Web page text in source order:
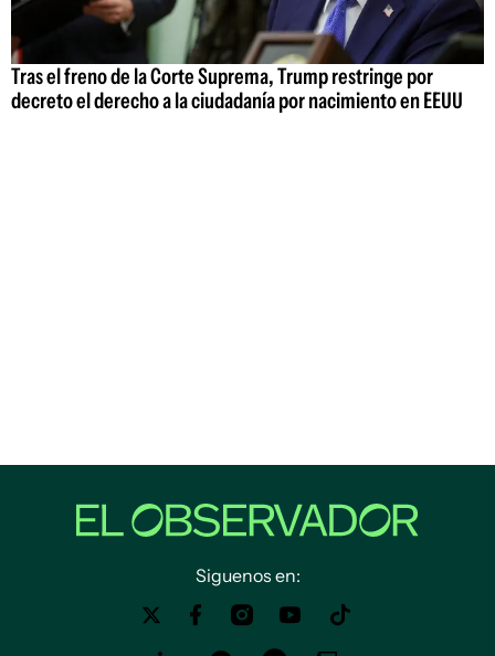
Tras el freno de la Corte Suprema, Trump restringe por
decreto el derecho a la ciudadanía por nacimiento en EEUU
Siguenos en: